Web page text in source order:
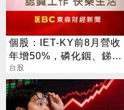
個股：IET-KY前8月營收
年增50%，磷化銦、銻化
鎵雙引擎啟動，H2營運成
長可期
台股